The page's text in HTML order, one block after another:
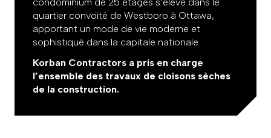
quartier convoité de Westboro à Ottawa,
apportant un mode de vie moderne et
sophistiqué dans la capitale nationale.
Korban Contractors a pris en charge
l’ensemble des travaux de cloisons sèches
de la construction.